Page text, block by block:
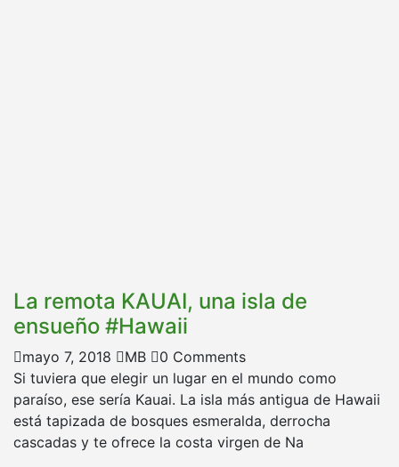
La remota KAUAI, una isla de
ensueño #Hawaii
mayo 7, 2018 MB
0 Comments
Si tuviera que elegir un lugar en el mundo como
paraíso, ese sería Kauai. La isla más antigua de Hawaii
está tapizada de bosques esmeralda, derrocha
cascadas y te ofrece la costa virgen de Na